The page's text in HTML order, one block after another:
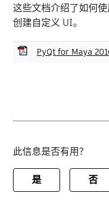
这些文档介绍了如何
创建自定义 UI。
PyQt for Maya
此信息是否有用？
是 否